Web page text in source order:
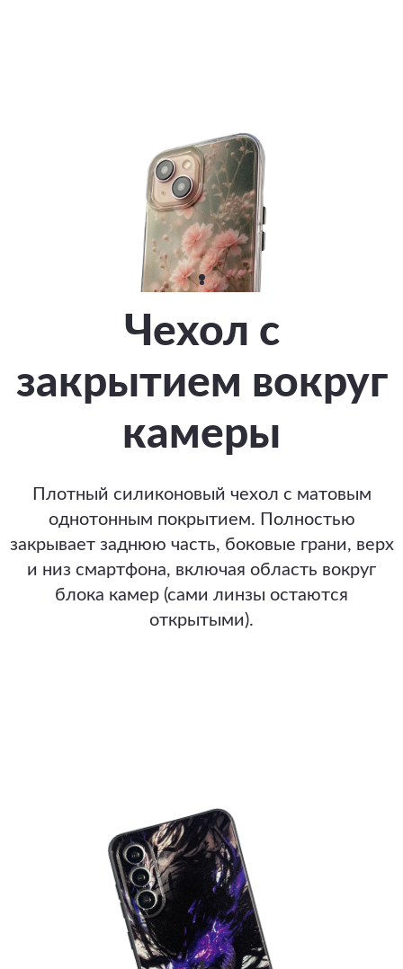
Чехол с
закрытием вокруг
камеры
Плотный силиконовый чехол с матовым
однотонным покрытием. Полностью
закрывает заднюю часть, боковые грани, верх
и низ смартфона, включая область вокруг
блока камер (сами линзы остаются
открытыми).